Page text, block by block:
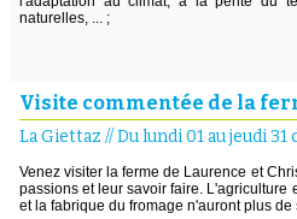
naturelles, ... ;
Visite commentée de la
La Giettaz //Du lundi 01 au jeudi
Venez visiter la ferme de Laurence et
passions et leur savoir faire. L'agriculture
et la fabrique du fromage n'auront plus de